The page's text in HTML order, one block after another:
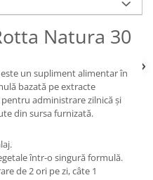
Natura 30
un supliment alimentar în
bazată pe extracte
administrare zilnică și
din sursa furnizată.
într-o singură formulă.
de 2 ori pe zi, câte 1